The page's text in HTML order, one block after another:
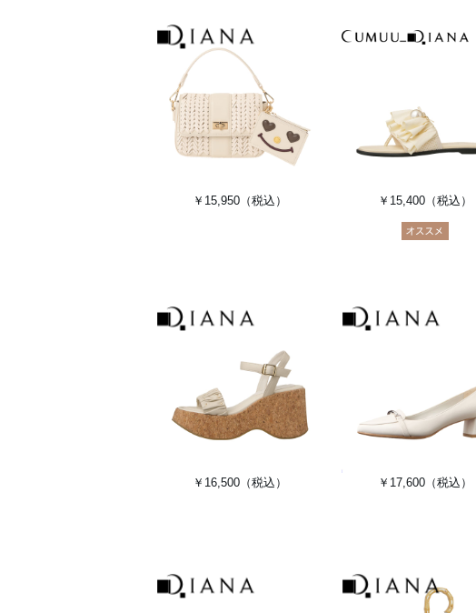
￥15,950 （税込） ￥15,400 （税込）
￥16,500 （税込） ￥17,600 （税込）